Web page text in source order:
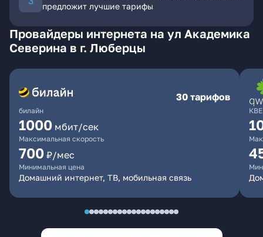
предложит лучшие тарифы
Провайдеры интернета на ул Академика
Северина в г. Люберцы
билайн
30 тарифов
1000 мбит/сек
Максимальная скорость
700 ₽/мес
Минимальная цена
Домашний интернет, ТВ, мобильная связь